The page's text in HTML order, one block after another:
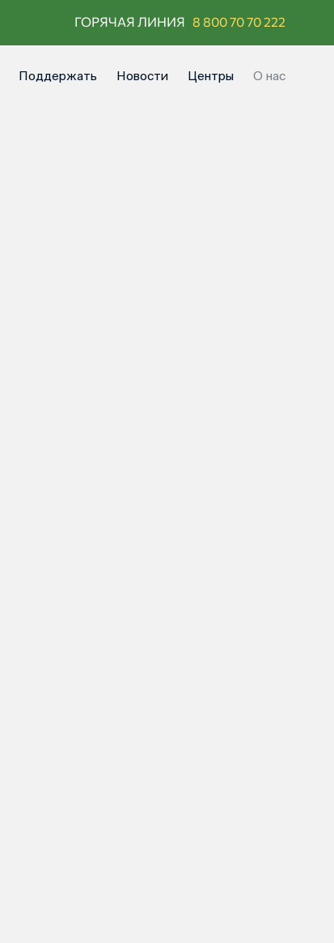
ГОРЯЧАЯ ЛИНИЯ 8 800 70 70 222
Поддержать Новости Центры О нас